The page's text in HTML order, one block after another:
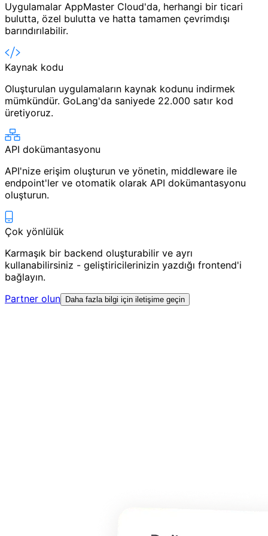
Uygulamalar AppMaster Cloud'da, herhangi bir ticari
bulutta, özel bulutta ve hatta tamamen çevrimdışı
barındırılabilir.
Kaynak kodu
Oluşturulan uygulamaların kaynak kodunu indirmek
mümkündür. GoLang'da saniyede 22.000 satır kod
üretiyoruz.
API dokümantasyonu
API'nize erişim oluşturun ve yönetin, middleware ile
endpoint'ler ve otomatik olarak API dokümantasyonu
oluşturun.
Çok yönlülük
Karmaşık bir backend oluşturabilir ve ayrı
kullanabilirsiniz - geliştiricilerinizin yazdığı frontend'i
bağlayın.
Partner olun
Daha fazla bilgi için iletişime geçin